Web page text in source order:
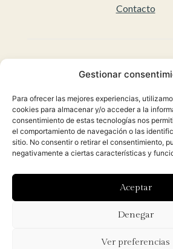
Gestionar
Para ofrecer las mejores experiencias,
cookies para almacenar y/o acceder a la
consentimiento de estas tecnologías nos
el comportamiento de navegación o las
sitio. No consentir o retirar el consentimiento,
negativamente a ciertas características y
Aceptar
Denegar
Ver preferencias
Contacto
Accesibilidad
Políticas de
Política de cookies
Condiciones Generales para la
Orbidi.